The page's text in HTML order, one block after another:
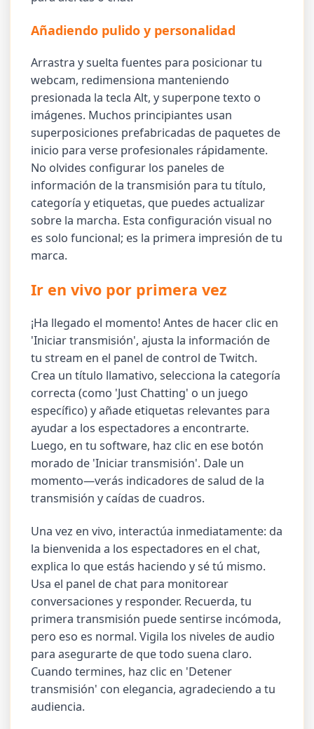
Añadiendo pulido y personalidad
Arrastra y suelta fuentes para posicionar tu
webcam, redimensiona manteniendo
presionada la tecla Alt, y superpone texto o
imágenes. Muchos principiantes usan
superposiciones prefabricadas de paquetes de
inicio para verse profesionales rápidamente.
No olvides configurar los paneles de
información de la transmisión para tu título,
categoría y etiquetas, que puedes actualizar
sobre la marcha. Esta configuración visual no
es solo funcional; es la primera impresión de tu
marca.
Ir en vivo por primera vez
¡Ha llegado el momento! Antes de hacer clic en
'Iniciar transmisión', ajusta la información de
tu stream en el panel de control de Twitch.
Crea un título llamativo, selecciona la categoría
correcta (como 'Just Chatting' o un juego
específico) y añade etiquetas relevantes para
ayudar a los espectadores a encontrarte.
Luego, en tu software, haz clic en ese botón
morado de 'Iniciar transmisión'. Dale un
momento—verás indicadores de salud de la
transmisión y caídas de cuadros.
Una vez en vivo, interactúa inmediatamente: da
la bienvenida a los espectadores en el chat,
explica lo que estás haciendo y sé tú mismo.
Usa el panel de chat para monitorear
conversaciones y responder. Recuerda, tu
primera transmisión puede sentirse incómoda,
pero eso es normal. Vigila los niveles de audio
para asegurarte de que todo suena claro.
Cuando termines, haz clic en 'Detener
transmisión' con elegancia, agradeciendo a tu
audiencia.